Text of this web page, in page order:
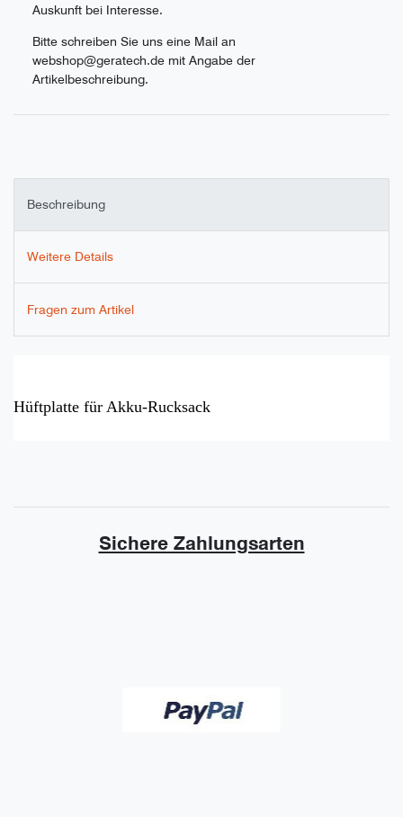
Auskunft bei Interesse.
Bitte schreiben Sie uns eine Mail an
webshop@geratech.de mit Angabe der
Artikelbeschreibung.
Beschreibung
Weitere Details
Fragen zum Artikel
Hüftplatte für Akku-Rucksack
Sichere Zahlungsarten